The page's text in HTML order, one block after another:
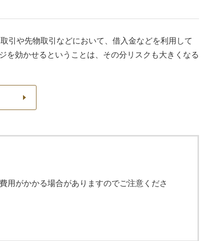
引や先物取引などにおいて、借入金などを利用して
を効かせるということは、その分リスクも大きくなる
用がかかる場合がありますのでご注意くださ